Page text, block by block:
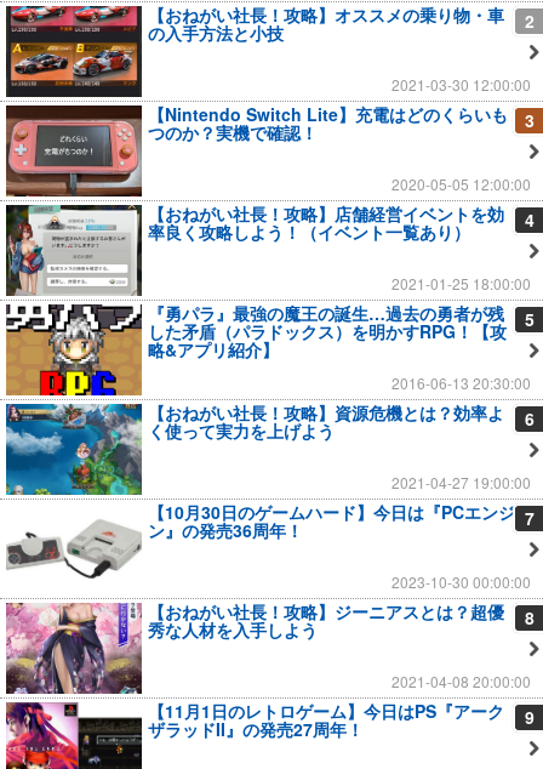
2
【おねがい社長！攻略】オススメの乗り物・車
の入手方法と小技
2021-03-30 12:00:00
3
【Nintendo Switch Lite】充電はどのくらいも
つのか？実機で確認！
2020-05-05 12:00:00
4
【おねがい社長！攻略】店舗経営イベントを効
率良く攻略しよう！（イベント一覧あり）
2021-01-25 18:00:00
5
『勇パラ』最強の魔王の誕生…過去の勇者が残
した矛盾（パラドックス）を明かすRPG！【攻
略&アプリ紹介】
2016-06-13 20:30:00
6
【おねがい社長！攻略】資源危機とは？効率よ
く使って実力を上げよう
2021-04-27 19:00:00
7
【10月30日のゲームハード】今日は『PCエンジ
ン』の発売36周年！
2023-10-30 00:00:00
8
【おねがい社長！攻略】ジーニアスとは？超優
秀な人材を入手しよう
2021-04-08 20:00:00
9
【11月1日のレトロゲーム】今日はPS『アーク
ザラッドII』の発売27周年！